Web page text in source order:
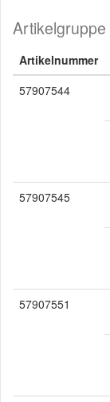
Artikelgruppe
Artikelnummer
57907544
57907545
57907551